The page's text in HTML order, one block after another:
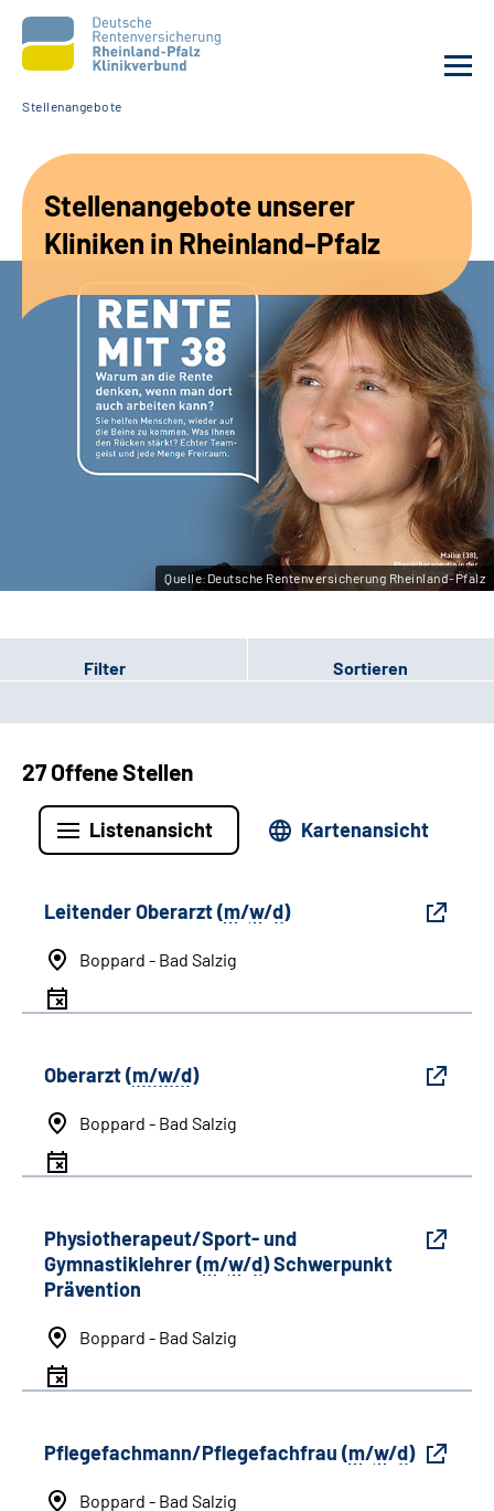
Leichte Sprache
Stellenangebote
Stellenangebote unserer
Kliniken in Rheinland-Pfalz
Quelle:Deutsche Rentenversicherung Rheinland-Pfalz
Filter Sortieren
27 Offene Stellen
Listenansicht Kartenansicht
Leitender Oberarzt (m/w/d)
Boppard - Bad Salzig
Oberarzt (m/w/d)
Boppard - Bad Salzig
Physiotherapeut/Sport- und
Gymnastiklehrer (m/w/d) Schwerpunkt
Prävention
Boppard - Bad Salzig
Pflegefachmann/Pflegefachfrau (m/w/d)
Boppard - Bad Salzig